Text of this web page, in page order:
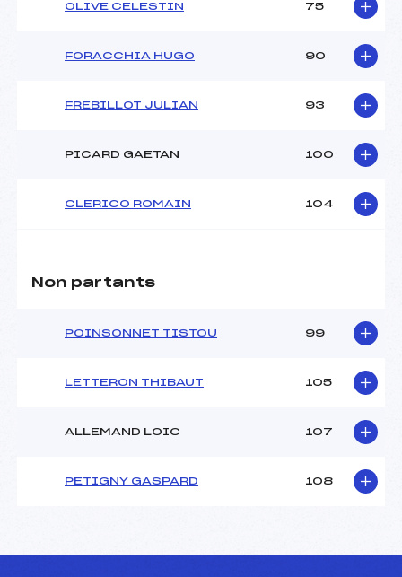
OLIVE CELESTIN 75
FORACCHIA HUGO 90
FREBILLOT JULIAN 93
PICARD GAETAN 100
CLERICO ROMAIN 104
Non partants
POINSONNET TISTOU 99
LETTERON THIBAUT 105
ALLEMAND LOIC 107
PETIGNY GASPARD 108